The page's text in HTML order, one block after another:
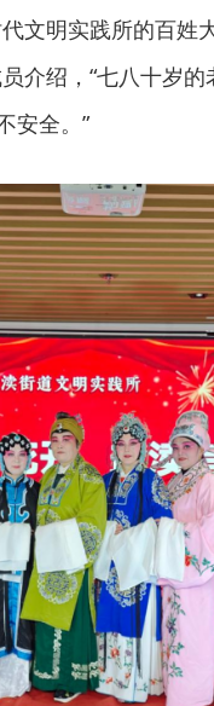
文明实践所的百姓
介绍，“七八十岁
安全。”